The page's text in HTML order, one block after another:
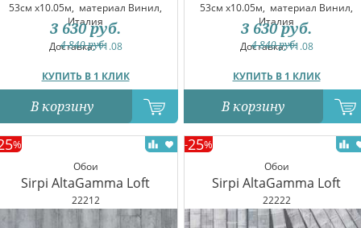
53см x10.05м, материал Винил,
Италия
Доставка:11.08
КУПИТЬ В 1 КЛИК
4 840руб.
3 630 руб.
В корзину
53см x10.05м, материал Винил,
Италия
Доставка:11.08
КУПИТЬ В 1 КЛИК
4 840руб.
3 630 руб.
В корзину
Обои
Sirpi AltaGamma Loft
22212
%
Обои
Sirpi AltaGamma Loft
22222
-25%